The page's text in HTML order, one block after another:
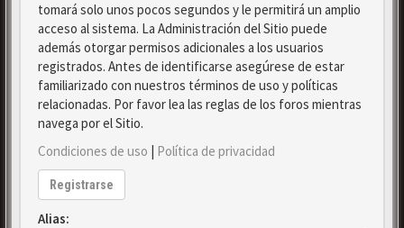
tomará solo unos pocos segundos y le permitirá un amplio
acceso al sistema. La Administración del Sitio puede
además otorgar permisos adicionales a los usuarios
registrados. Antes de identificarse asegúrese de estar
familiarizado con nuestros términos de uso y políticas
relacionadas. Por favor lea las reglas de los foros mientras
navega por el Sitio.
Condiciones de uso | Política de privacidad
Registrarse
Alias: